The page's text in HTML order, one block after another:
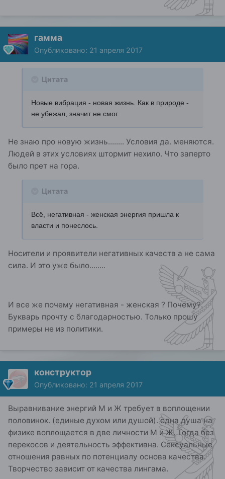
гамма
Опубликовано: 21 апреля 2017
Цитата
Новые вибрация - новая жизнь. Как в природе -
не убежал, значит не смог.
Не знаю про новую жизнь........ Условия да. меняются.
Людей в этих условиях штормит нехило. Что заперто
было прет на гора.
Цитата
Всё, негативная - женская энергия пришла к
власти и понеслось.
Носители и проявители негативных качеств а не сама
сила. И это уже было........
И все же почему негативная - женская ? Почему?.
Букварь прочту с благодарностью. Только прошу
примеры не из политики.
конструктор
Опубликовано: 21 апреля 2017
Выравнивание энергий М и Ж требует в воплощении
половинок. (единые духом или душой). одна душа на
физике воплощается в две личности М и Ж. Тогда без
перекосов и деятельность эффективна. Сексуальные
отношения равных по потенциалу основа качества.
Творчество зависит от качества лингама.